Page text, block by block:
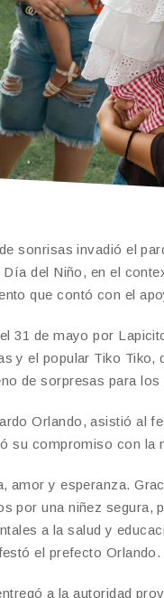
sonrisas invadió el
del Niño, en el
que contó con el
31 de mayo por
y el popular Tiko
de sorpresas para los
Orlando, asistió al
su compromiso con la
amor y esperanza.
por una niñez segura,
a la salud y
el prefecto Orlando.
a la autoridad